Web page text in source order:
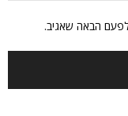
הבאה שאגיב.